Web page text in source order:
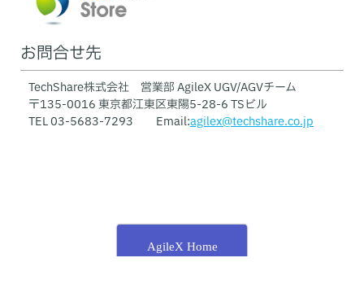
お問合せ先
TechShare株式会社 営業部 AgileX UGV/AGVチーム
〒135-0016 東京都江東区東陽5-28-6 TSビル
TEL 03-5683-7293 Email:agilex@techshare.co.jp
AgileX Home